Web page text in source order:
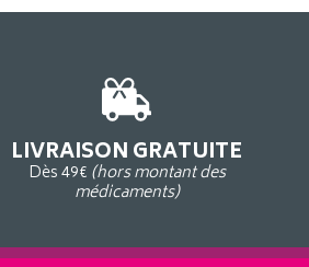
LIVRAISON GRATUITE
Dès 49€ (hors montant des
médicaments)